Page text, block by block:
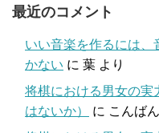
最近のコメント
いい音楽を作るには、
かない に 葉 より
将棋における男女の実
はないか）
に こんばん